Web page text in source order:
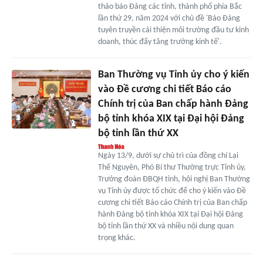
thảo báo Đảng các tỉnh, thành phố phía Bắc
lần thứ 29, năm 2024 với chủ đề 'Báo Đảng
tuyên truyền cải thiện môi trường đầu tư kinh
doanh, thúc đẩy tăng trưởng kinh tế'.
Ban Thường vụ Tỉnh ủy cho ý kiến
vào Đề cương chi tiết Báo cáo
Chính trị của Ban chấp hành Đảng
bộ tỉnh khóa XIX tại Đại hội Đảng
bộ tỉnh lần thứ XX
Ngày 13/9, dưới sự chủ trì của đồng chí Lại
Thế Nguyên, Phó Bí thư Thường trực Tỉnh ủy,
Trưởng đoàn ĐBQH tỉnh, hội nghị Ban Thường
vụ Tỉnh ủy được tổ chức để cho ý kiến vào Đề
cương chi tiết Báo cáo Chính trị của Ban chấp
hành Đảng bộ tỉnh khóa XIX tại Đại hội Đảng
bộ tỉnh lần thứ XX và nhiều nội dung quan
trọng khác.